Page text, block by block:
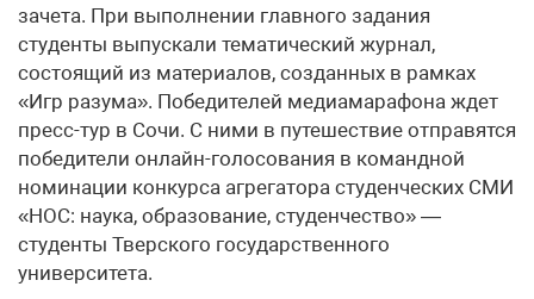
зачета. При выполнении главного задания
студенты выпускали тематический журнал,
состоящий из материалов, созданных в рамках
«Игр разума». Победителей медиамарафона ждет
пресс-тур в Сочи. С ними в путешествие отправятся
победители онлайн-голосования в командной
номинации конкурса агрегатора студенческих СМИ
«НОС: наука, образование, студенчество» —
студенты Тверского государственного
университета.